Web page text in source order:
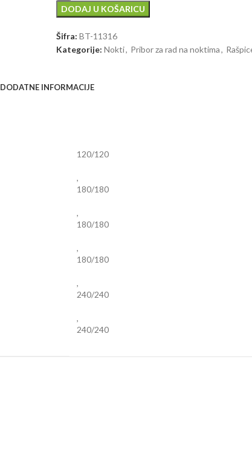
DODAJ U KOŠARICU
Šifra: BT-11316
Kategorije: Nokti, Pribor za rad na noktima,
DODATNE INFORMACIJE
120/120
,
180/180
,
180/180
,
180/180
,
240/240
,
240/240